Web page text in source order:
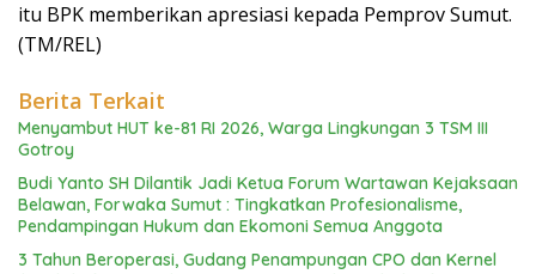
itu BPK memberikan apresiasi kepada Pemprov Sumut.
(TM/REL)
Berita Terkait
Menyambut HUT ke-81 RI 2026, Warga Lingkungan 3 TSM III
Gotroy
Budi Yanto SH Dilantik Jadi Ketua Forum Wartawan Kejaksaan
Belawan, Forwaka Sumut : Tingkatkan Profesionalisme,
Pendampingan Hukum dan Ekomoni Semua Anggota
3 Tahun Beroperasi, Gudang Penampungan CPO dan Kernel